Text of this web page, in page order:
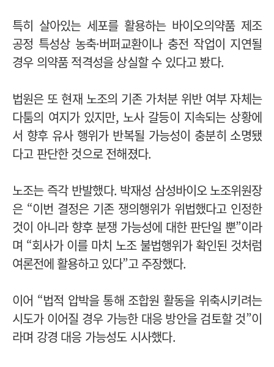
특히 살아있는 세포를 활용하는 바이오의약품 제조
공정 특성상 농축·버퍼교환이나 충전 작업이 지연될
경우 의약품 적격성을 상실할 수 있다고 봤다.
법원은 또 현재 노조의 기존 가처분 위반 여부 자체는
다툼의 여지가 있지만, 노사 갈등이 지속되는 상황에
서 향후 유사 행위가 반복될 가능성이 충분히 소명됐
다고 판단한 것으로 전해졌다.
노조는 즉각 반발했다. 박재성 삼성바이오 노조위원장
은 “이번 결정은 기존 쟁의행위가 위법했다고 인정한
것이 아니라 향후 분쟁 가능성에 대한 판단일 뿐”이라
며 “회사가 이를 마치 노조 불법행위가 확인된 것처럼
여론전에 활용하고 있다”고 주장했다.
이어 “법적 압박을 통해 조합원 활동을 위축시키려는
시도가 이어질 경우 가능한 대응 방안을 검토할 것”이
라며 강경 대응 가능성도 시사했다.